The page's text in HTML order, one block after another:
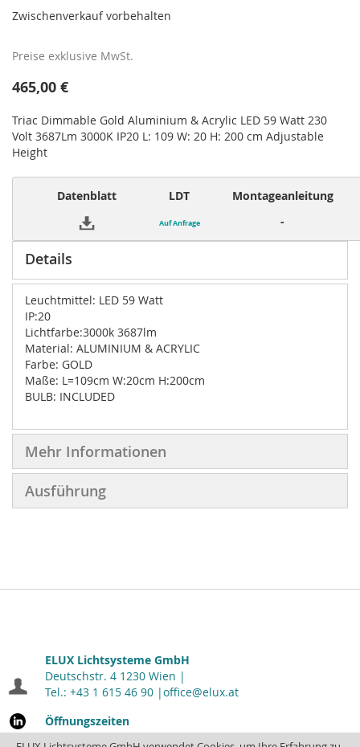
Zwischenverkauf vorbehalten
Preise exklusive MwSt.
465,00 €
Triac Dimmable Gold Aluminium & Acrylic LED 59 Watt 230
Volt 3687Lm 3000K IP20 L: 109 W: 20 H: 200 cm Adjustable
Height
Datenblatt LDT Montageanleitung
Auf Anfrage -
Details
Leuchtmittel: LED 59 Watt
IP:20
Lichtfarbe:3000k 3687lm
Material: ALUMINIUM & ACRYLIC
Farbe: GOLD
Maße: L=109cm W:20cm H:200cm
BULB: INCLUDED
Mehr Informationen
Ausführung
ELUX Lichtsysteme GmbH
Deutschstr. 4 1230 Wien |
Tel.: +43 1 615 46 90 |office@elux.at
Öffnungszeiten
Montag - Donnerstag: 7.00 - 16.30| Freitag: 7.00 - 12.00